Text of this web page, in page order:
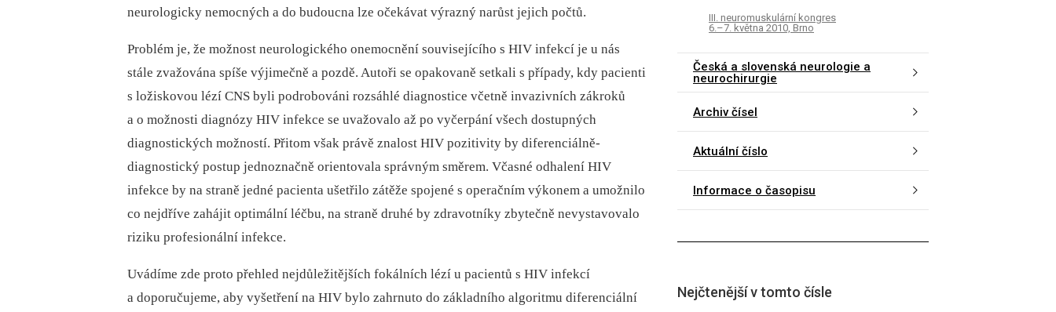
neurologicky nemocných a do budoucna lze očekávat výrazný narůst jejich počtů.
Problém je, že možnost neurologického onemocnění souvisejícího s HIV infekcí je u nás
stále zvažována spíše výjimečně a pozdě. Autoři se opakovaně setkali s případy, kdy pacienti
s ložiskovou lézí CNS byli podrobováni rozsáhlé diagnostice včetně invazivních zákroků
a o možnosti diagnózy HIV infekce se uvažovalo až po vyčerpání všech dostupných
diagnostických možností. Přitom však právě znalost HIV pozitivity by diferenciálně­
diagnostický postup jednoznačně orientovala správným směrem. Včasné odhalení HIV
infekce by na straně jedné pacienta ušetřilo zátěže spojené s operačním výkonem a umožnilo
co nejdříve zahájit optimální léčbu, na straně druhé by zdravotníky zbytečně nevystavovalo
riziku profesionální infekce.
Uvádíme zde proto přehled nejdůležitějších fokálních lézí u pacientů s HIV infekcí
a doporučujeme, aby vyšetření na HIV bylo zahrnuto do základního algoritmu diferenciální
III. neuromuskulární kongres
6.–7. května 2010, Brno
Česká a slovenská neurologie a
neurochirurgie
Archiv čísel
Aktuální číslo
Informace o časopisu
Nejčtenější v tomto čísle